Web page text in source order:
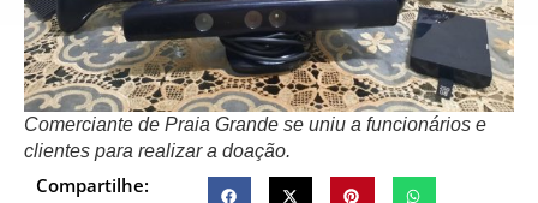
Comerciante de Praia Grande se uniu a funcionários e
clientes para realizar a doação.
Compartilhe: